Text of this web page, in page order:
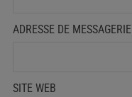
ADRESSE DE MESSAGERIE
SITE WEB